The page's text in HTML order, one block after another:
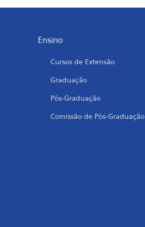
Ensino
Cursos de Extensão
Graduação
Pós-Graduação
Comissão de Pós-Graduação